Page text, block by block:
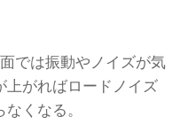
では振動やノイズが気
上がればロードノイズ
くなる。